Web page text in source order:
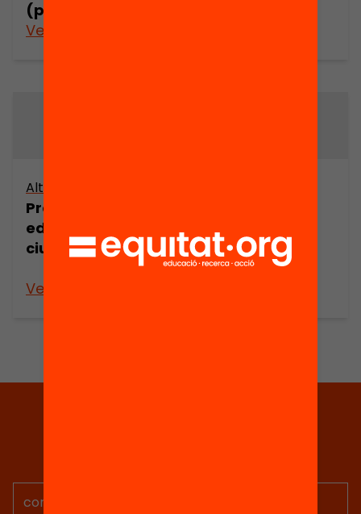
(part 2)
Veure’n més
Altres arxius
Projecte
educatiu de
ciutat
Veure’n més
educatiu de la
Ciutat de
Barcelona